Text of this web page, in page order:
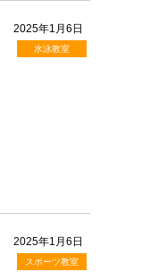
2025年1月6日
水泳教室
2025年1月6日
スポーツ教室